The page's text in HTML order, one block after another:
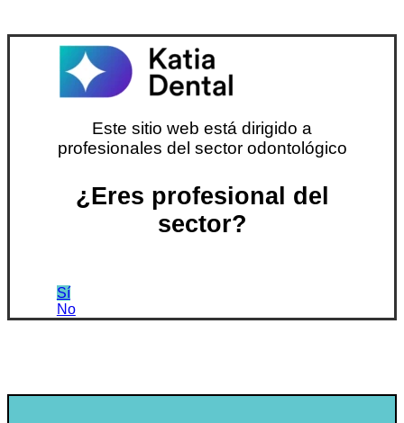
Este sitio web está dirigido a
profesionales del sector odontológico
¿Eres profesional del
sector?
Sí
No